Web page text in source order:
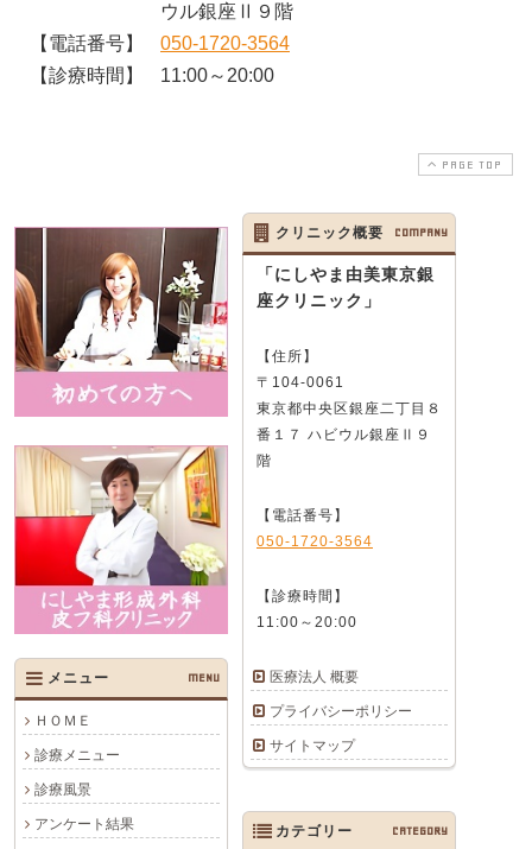
ウル銀座Ⅱ９階
【電話番号】
050-1720-3564
【診療時間】
11:00～20:00
PAGE TOP
メニュー MENU
ＨＯＭＥ
診療メニュー
診療風景
アンケート結果
クリニック概要 COMPANY
「にしやま由美東京銀
座クリニック」
【住所】
〒104-0061
東京都中央区銀座二丁目８
番１７ ハビウル銀座Ⅱ９
階
【電話番号】
050-1720-3564
【診療時間】
11:00～20:00
医療法人 概要
プライバシーポリシー
サイトマップ
カテゴリー CATEGORY